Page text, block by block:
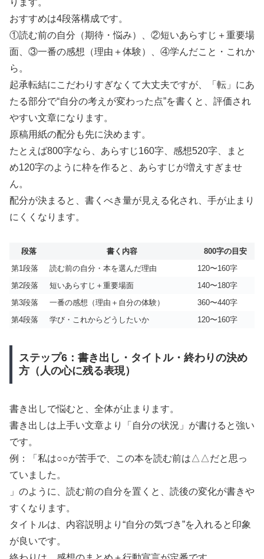
ります。
おすすめは4段落構成です。
①読む前の自分（期待・悩み）、②短いあらすじ＋重要場
面、③一番の感想（理由＋体験）、④学んだこと・これか
ら。
起承転結にこだわりすぎなくて大丈夫ですが、「転」にあ
たる部分で“自分の考えが変わった点”を書くと、評価され
やすい文章になります。
原稿用紙の配分も先に決めます。
たとえば800字なら、あらすじ160字、感想520字、まと
め120字のように枠を作ると、あらすじが増えすぎませ
ん。
配分が決まると、書くべき量が見える化され、手が止まり
にくくなります。
段落 書く内容
800字の目安
第1段落
読む前の自分・本を選んだ理由
120〜160字
第2段落
短いあらすじ＋重要場面
140〜180字
第3段落
一番の感想（理由＋自分の体験）
360〜440字
第4段落
学び・これからどうしたいか 120〜160字
ステップ6：書き出し・タイトル・終わりの決め
方（人の心に残る表現）
書き出しで悩むと、全体が止まります。
書き出しは上手い文章より「自分の状況」が書けると強い
です。
例：「私は○○が苦手で、この本を読む前は△△だと思っ
ていました。
」のように、読む前の自分を置くと、読後の変化が書きや
すくなります。
タイトルは、内容説明より“自分の気づき”を入れると印象
が良いです。